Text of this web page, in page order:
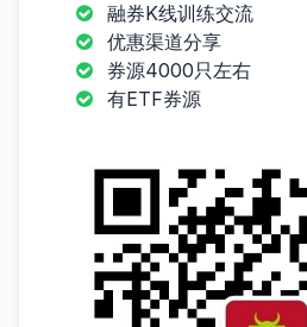
融券K线训练交流
优惠渠道分享
券源4000只左右
有ETF券源